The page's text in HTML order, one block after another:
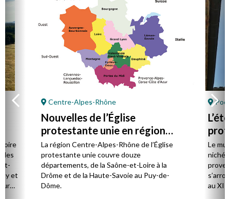
et
Centre-Alpes-Rhône
Nouvelles de l’Église
protestante unie en région
Centre-Alpes-Rhône
La région Centre-Alpes-Rhône de l’Église
protestante unie couvre douze
départements, de la Saône-et-Loire à la
Drôme et de la Haute-Savoie au Puy-de-
Dôme.
Le
niché
au